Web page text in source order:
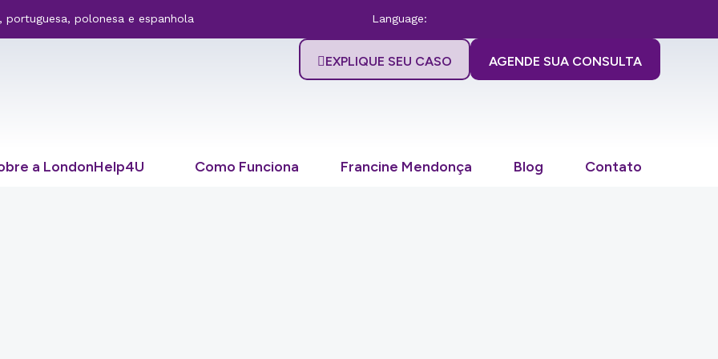
polonesa e espanhola Language:
AGENDE SUA CONSULTA
EXPLIQUE SEU CASO
a LondonHelp4U Como Funciona Francine Mendonça Blog Contato